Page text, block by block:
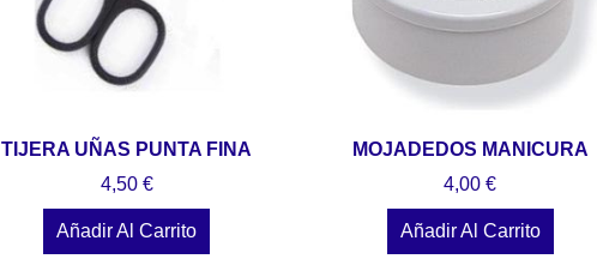
TIJERA UÑAS PUNTA FINA
4,50 €
Añadir Al Carrito
MOJADEDOS MANICURA
4,00€
Añadir Al Carrito